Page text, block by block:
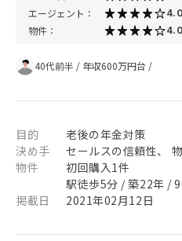
エージェント： 4.0
物件： 4.0
40代前半 / 年収600万円台 /
目的
老後の年金対策
決め手
セールスの信頼性、
物件
初回購入1件
駅徒歩5分 / 築22年 /
掲載日
2021年02月12日